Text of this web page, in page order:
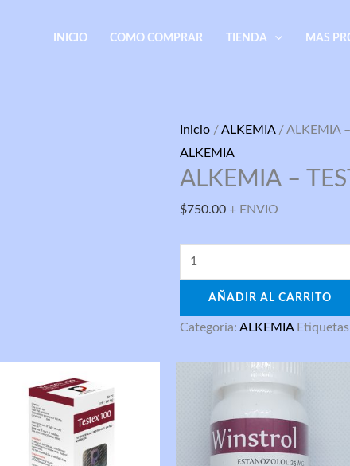
INICIO COMO COMPRAR TIENDA MAS
Inicio /ALKEMIA/ ALKEMIA
ALKEMIA
ALKEMIA –
$750.00 + ENVIO
ALKEMIA
-
TESTO
/
10
cantidad
AÑADIR AL CARRITO
Categoría:ALKEMIA